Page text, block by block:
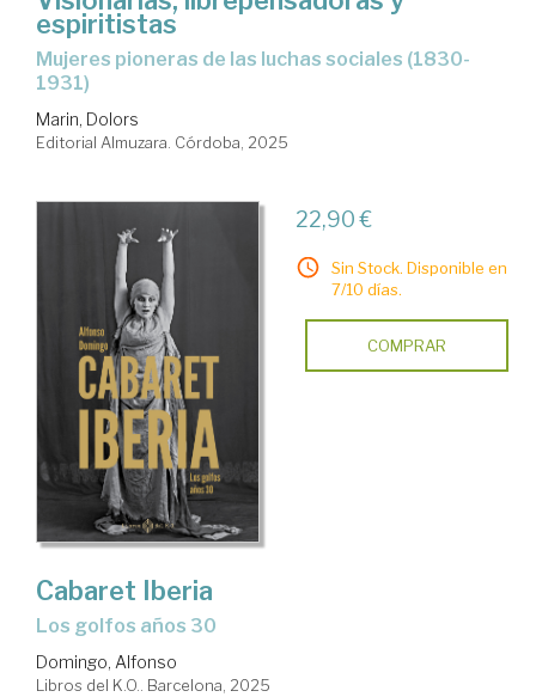
espiritistas
mujeres pioneras de las luchas sociales (1830-
1931)
Marin, Dolors
Editorial Almuzara. Córdoba, 2025
22,90 €
Sin Stock. Disponible en
7/10 días.
COMPRAR
Cabaret Iberia
Los golfos años 30
Domingo, Alfonso
Libros del K.O.. Barcelona, 2025